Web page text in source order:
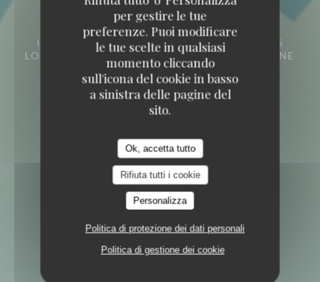
per gestire le tue
preferenze. Puoi modificare
le tue scelte in qualsiasi
momento cliccando
sull'icona del cookie in basso
a sinistra delle pagine del
sito.
Ok, accetta tutto
Rifiuta tutti i cookie
Personalizza
Politica di protezione dei dati personali
Politica di gestione dei cookie
INDIAN RESTAURANT ANTHENTIQUE
36
LOWER STONE STREET ME15 6LX MAIDSTONE
KENT